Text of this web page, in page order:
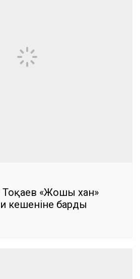
Тоқаев «Жошы хан»
кешеніне барды